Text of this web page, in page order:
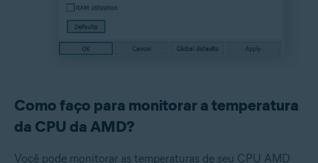
Como faço para monitorar a temperatura
da CPU da AMD?
Você pode monitorar as temperaturas de seu CPU AMD